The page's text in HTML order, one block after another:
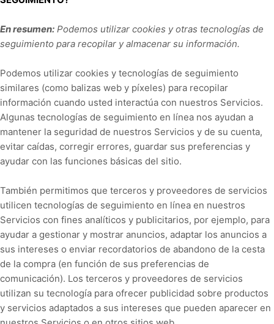
En resumen: Podemos utilizar cookies y otras tecnologías de
seguimiento para recopilar y almacenar su información.
Podemos utilizar cookies y tecnologías de seguimiento
similares (como balizas web y píxeles) para recopilar
información cuando usted interactúa con nuestros Servicios.
Algunas tecnologías de seguimiento en línea nos ayudan a
mantener la seguridad de nuestros Servicios y de su cuenta,
evitar caídas, corregir errores, guardar sus preferencias y
ayudar con las funciones básicas del sitio.
También permitimos que terceros y proveedores de servicios
utilicen tecnologías de seguimiento en línea en nuestros
Servicios con fines analíticos y publicitarios, por ejemplo, para
ayudar a gestionar y mostrar anuncios, adaptar los anuncios a
sus intereses o enviar recordatorios de abandono de la cesta
de la compra (en función de sus preferencias de
comunicación). Los terceros y proveedores de servicios
utilizan su tecnología para ofrecer publicidad sobre productos
y servicios adaptados a sus intereses que pueden aparecer en